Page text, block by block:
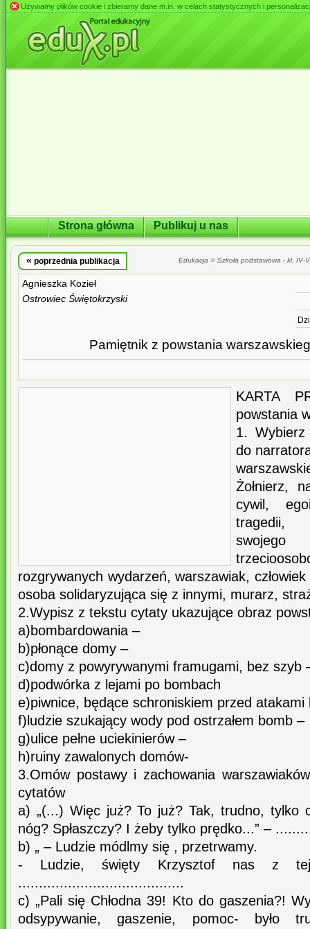
Używamy plików cookie i zbieramy dane m.in. w celach statystycznych i
Strona główna Publikuj u nas
« poprzednia publikacja Edukacja » Szkoła podstawowa - kl. IV-
Agnieszka Kozieł
Ostrowiec Świętokrzyski
Pamiętnik z powstania
KARTA
powstania
1.
do
Żołnierz,
cywil,
tragedii,
rozgrywanych wydarzeń, warszawiak,
osoba solidaryzująca się z innymi, murarz,
2.Wypisz z tekstu cytaty ukazujące obraz
a)bombardowania –
b)płonące domy –
c)domy z powyrywanymi framugami, bez szyb
d)podwórka z lejami po bombach
e)piwnice, będące schroniskiem przed atakami
f)ludzie szukający wody pod ostrzałem bomb –
g)ulice pełne uciekinierów –
h)ruiny zawalonych domów-
3.Omów postawy i zachowania
cytatów
a) „(...) Więc już? To już? Tak, trudno, tylko
nóg? Spłaszczy? I żeby tylko prędko...” –
b) „ – Ludzie módlmy się , przetrwamy.
- Ludzie, święty Krzysztof nas z
........................................
c) „Pali się Chłodna 39! Kto do gaszenia?!
odsypywanie, gaszenie, pomoc- było